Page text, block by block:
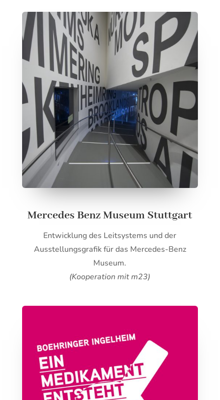
Mercedes Benz Museum Stuttgart
Entwicklung des Leitsystems und der
Ausstellungsgrafik für das Mercedes-Benz
Museum.
(Kooperation mit m23)